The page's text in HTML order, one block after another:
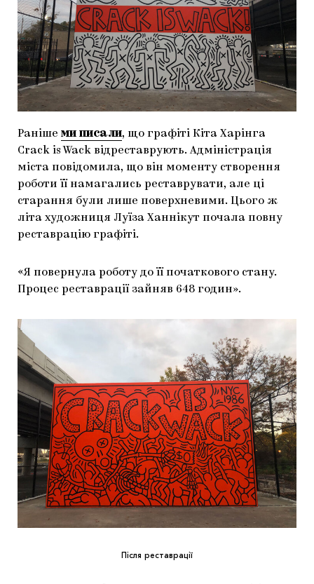
МАРІУПОЛЬСЬКІ МАРГІНАЛІЇ
ДОСЛІДНИЦЬКА ПЛАТФОРМА
ЗАПАЛЕННЯ
CARPATHIAN CULT ПРО РІЗДВЯНІ СВЯТА
Раніше ми писали, що графіті Кіта Харінга
Crack is Wack відреставрують. Адміністрація
міста повідомила, що він моменту створення
роботи її намагались реставрувати, але ці
старання були лише поверхневими. Цього ж
літа художниця Луїза Ханнікут почала повну
реставрацію графіті.
«Я повернула роботу до її початкового стану.
Процес реставрації зайняв 648 годин».
Після реставрації